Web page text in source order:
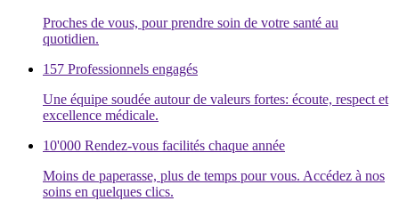
Proches de vous, pour prendre soin de votre santé au
quotidien.
157 Professionnels engagés
Une équipe soudée autour de valeurs fortes: écoute, respect et
excellence médicale.
10'000 Rendez-vous facilités chaque année
Moins de paperasse, plus de temps pour vous. Accédez à nos
soins en quelques clics.